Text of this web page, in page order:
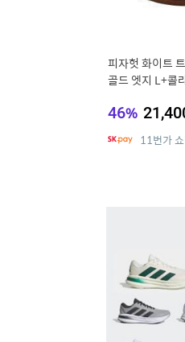
피자헛 화이트
골드 엣지 L+콜
46%
11번가